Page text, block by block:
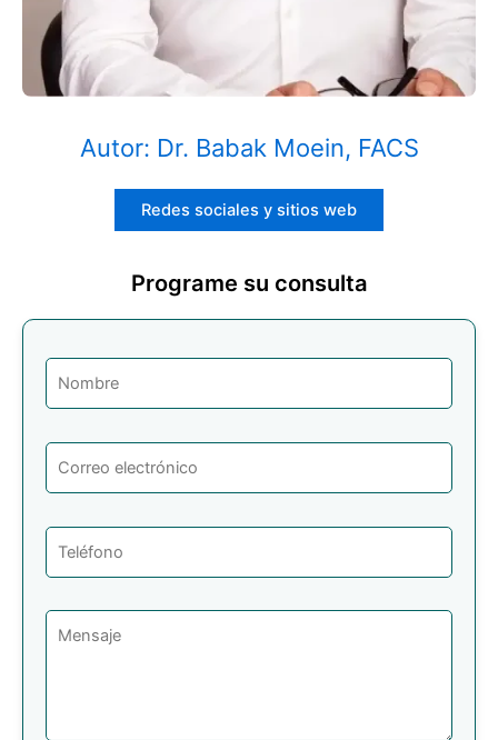
Autor: Dr. Babak Moein, FACS
Redes sociales y sitios web
Programe su consulta